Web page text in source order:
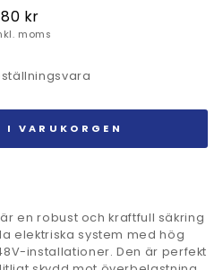
Ordinarie
pris
80 kr
moms
VARUKORGEN
en robust och kraftfull säkring
elektriska system med hög
installationer. Den är perfekt